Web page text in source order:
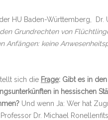
HU Baden-Württemberg, Dr.
Grundrechten von
Anfängen: keine
sich die Frage: Gibt es in
in hessischen
Und wenn Ja: Wer hat
Dr. Michael